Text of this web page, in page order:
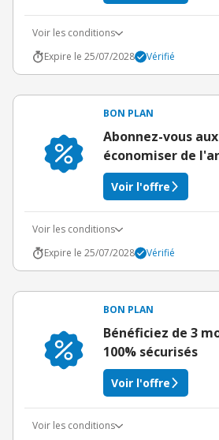
Voir les conditions
Expire le 25/07/2028
Vérifié
BON PLAN
Abonnez-vous
économiser de
Voir l'offre
Voir les conditions
Expire le 25/07/2028
Vérifié
BON PLAN
Bénéficiez de 3
100% sécurisés
Voir l'offre
Voir les conditions